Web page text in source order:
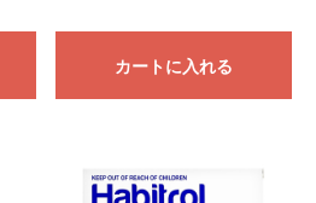
カートに入れる